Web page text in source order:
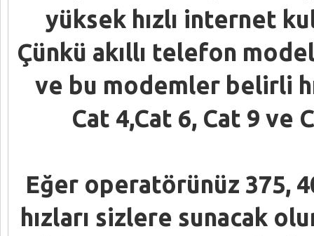
yüksek hızlı internet
Çünkü akıllı telefon
ve bu modemler belirli
Cat 4,Cat 6, Cat 9 ve
Eğer operatörünüz 375,
hızları sizlere sunacak